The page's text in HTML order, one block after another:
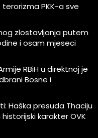
PKK-a sve
zlostavljanja putem
i osam mjeseci
RBiH u direktnoj je
Bosne i
Haška presuda Thaciju
karakter OVK